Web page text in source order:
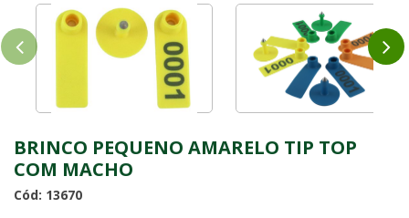
BRINCO PEQUENO AMARELO TIP TOP
COM MACHO
Cód: 13670